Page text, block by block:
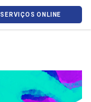
SERVIÇOS ONLINE